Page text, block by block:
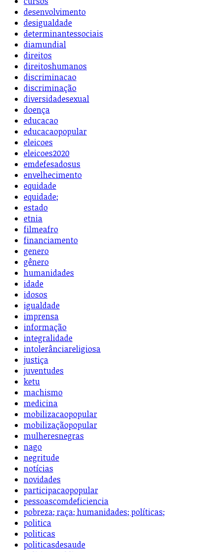
desenvolvimento
desigualdade
determinantessociais
diamundial
direitos
direitoshumanos
discriminacao
discriminação
diversidadesexual
doença
educacao
educacaopopular
eleicoes
eleicoes2020
emdefesadosus
envelhecimento
equidade
equidade;
estado
etnia
filmeafro
financiamento
genero
gênero
humanidades
idade
idosos
igualdade
imprensa
informação
integralidade
intolerânciareligiosa
justiça
juventudes
ketu
machismo
medicina
mobilizacaopopular
mobilizaçãopopular
mulheresnegras
nago
negritude
notícias
novidades
participacaopopular
pessoascomdeficiencia
pobreza; raça; humanidades; políticas;
politica
politicas
politicasdesaude